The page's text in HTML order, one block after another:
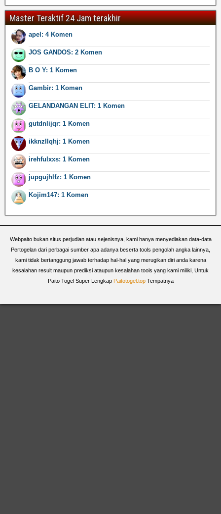
Master Teraktif 24 Jam terakhir
apel: 4 Komen
JOS GANDOS: 2 Komen
B O Y: 1 Komen
Gambir: 1 Komen
GELANDANGAN ELIT: 1 Komen
gutdnlijqr: 1 Komen
ikknzllqhj: 1 Komen
irehfulxxs: 1 Komen
jupgujhlfz: 1 Komen
Kojim147: 1 Komen
Webpaito bukan situs perjudian atau sejenisnya, kami hanya menyediakan data-data
Pertogelan dari perbagai sumber apa adanya beserta tools pengolah angka lainnya,
kami tidak bertanggung jawab terhadap hal-hal yang merugikan diri anda karena
kesalahan result maupun prediksi ataupun kesalahan tools yang kami miliki, Untuk
Paito Togel Super Lengkap Paitotogel.topTempatnya